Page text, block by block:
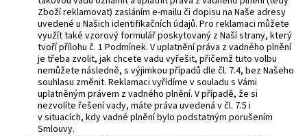
Zboží reklamovat) zasláním e-mailu či dopisu na Naše adresy
uvedené u Našich identifikačních údajů. Pro reklamaci můžete
využít také vzorový formulář poskytovaný z Naší strany, který
tvoří přílohu č. 1 Podmínek. V uplatnění práva z vadného plnění
je třeba zvolit, jak chcete vadu vyřešit, přičemž tuto volbu
nemůžete následně, s výjimkou případů dle čl. 7.4, bez Našeho
souhlasu změnit. Reklamaci vyřídíme v souladu s Vámi
uplatněným právem z vadného plnění. V případě, že si
nezvolíte řešení vady, máte práva uvedená v čl. 7.5 i
v situacích, kdy vadné plnění bylo podstatným porušením
Smlouvy.